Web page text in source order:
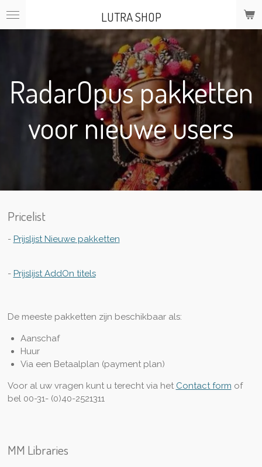
Skip
LUTRA SHOP
RadarOpus pakketten
voor nieuwe users
Pricelist
- Prijslijst Nieuwe pakketten
- Prijslijst AddOn titels
De meeste pakketten zijn beschikbaar als:
Aanschaf
Huur
Via een Betaalplan (payment plan)
Voor al uw vragen kunt u terecht via het Contact form of
bel 00-31- (0)40-2521311
MM Libraries